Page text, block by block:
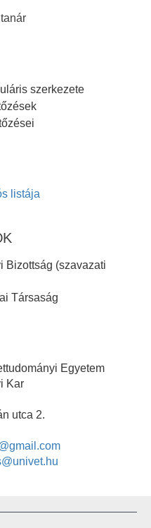
szerkezete
listája
Bizottság (szavazati
Társaság
Egyetem
Kar
utca 2.